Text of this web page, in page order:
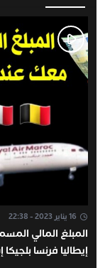
16 يناير 2023 - 22:38
المبلغ المالي
إيطاليا فرنسا